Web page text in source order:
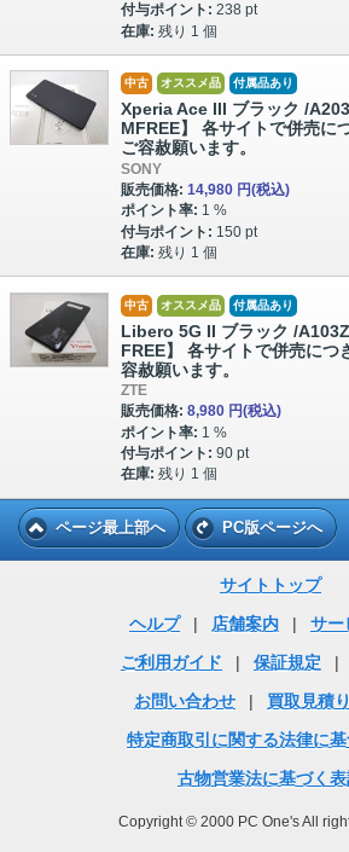
付与ポイント: 238 pt
在庫: 残り 1 個
中古 オススメ品 付属品あり
Xperia Ace III ブラック /
MFREE】 各サイトで併売に
ご容赦願います。
SONY
販売価格: 14,980 円(税込)
ポイント率: 1 %
付与ポイント: 150 pt
在庫: 残り 1 個
中古 オススメ品 付属品あり
Libero 5G II ブラック /
FREE】 各サイトで併売につ
容赦願います。
ZTE
販売価格: 8,980 円(税込)
ポイント率: 1 %
付与ポイント: 90 pt
在庫: 残り 1 個
ページ最上部へ PC版ページへ
サイトトップ
ヘルプ
| 店舗案内 |
サー
ご利用ガイド
| 保証規定 |
お問い合わせ
|
買取見積
特定商取引に関する法律に
古物営業法に基づく
Copyright © 2000 PC One's All